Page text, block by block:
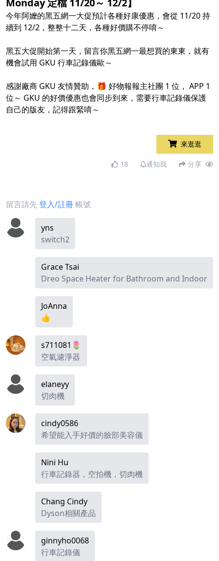
Monday 定檔 11/20～ 12/2】
今年阿嬤的黑五網一大促預計各種好康優惠，會從 11/20 持
續到 12/2，整整十二天，各種好價購不停唷～
黑五大促開始第一天，留言你黑五網一最想買的東東，就有
機會試用 GKU 行車記錄儀歐～
感謝廠商 GKU 友情贊助，🎁 好物報報主社團 1 位， APP 1
位～ GKU 的好價優惠也會同步到來，需要行車記錄儀保護
自己的版友，記得跟緊唷～
來逛逛
18 通知我 分享
留言請先登入/註冊帳號
yns
switch2
Grace Tsai
Dreo Space Heater for Bathroom and Indoor
JoAnna
👍
s711081🌷
空氣濾淨器
elaneyy
切肉機
cindy0586
希望能入手好價的臉部美容儀
Nini Hu
行車記錄器，空拍機，切肉機
Chang Cindy
Dyson相關產品
ginnyho0068
行車記錄儀